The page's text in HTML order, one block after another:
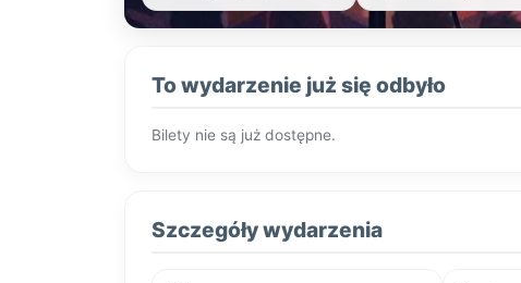
To wydarzenie już się odbyło
Bilety nie są już dostępne.
Szczegóły wydarzenia